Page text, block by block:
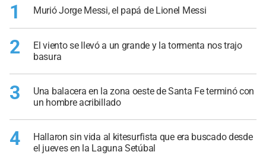
1 Murió Jorge Messi, el papá de Lionel Messi
2
El viento se llevó a un grande y la tormenta nos trajo
basura
3
Una balacera en la zona oeste de Santa Fe terminó con
un hombre acribillado
4
Hallaron sin vida al kitesurfista que era buscado desde
el jueves en la Laguna Setúbal